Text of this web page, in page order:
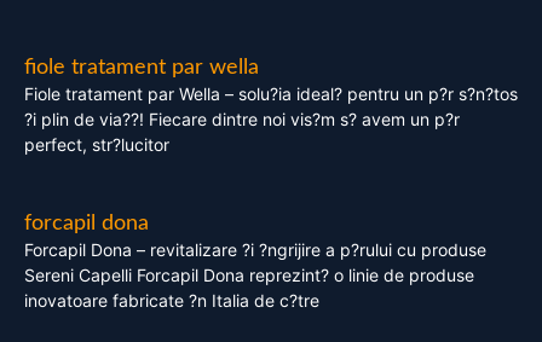
fiole tratament par wella
Fiole tratament par Wella – solu?ia ideal? pentru un p?r s?n?tos
?i plin de via??! Fiecare dintre noi vis?m s? avem un p?r
perfect, str?lucitor
forcapil dona
Forcapil Dona – revitalizare ?i ?ngrijire a p?rului cu produse
Sereni Capelli Forcapil Dona reprezint? o linie de produse
inovatoare fabricate ?n Italia de c?tre